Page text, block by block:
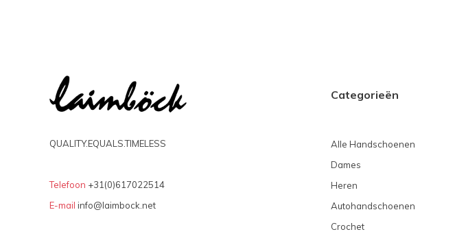
QUALITY.EQUALS.TIMELESS
Telefoon +31(0)617022514
E-mail info@laimbock.net
Categorieën
Alle Handschoenen
Dames
Heren
Autohandschoenen
Crochet